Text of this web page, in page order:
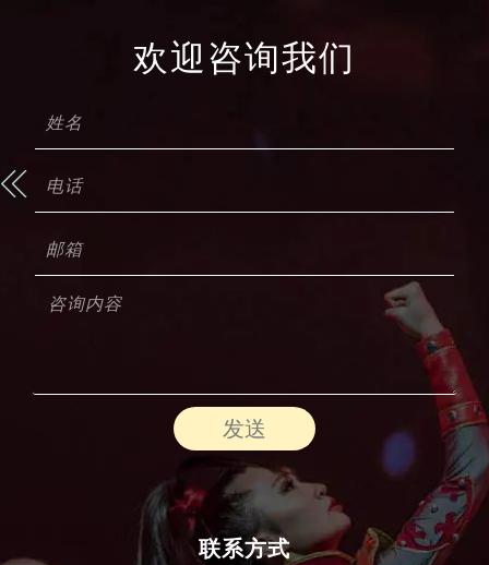
欢迎咨询我们
发送
联系方式